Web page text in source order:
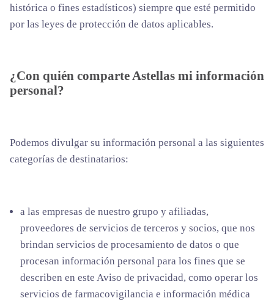
histórica o fines estadísticos) siempre que esté permitido
por las leyes de protección de datos aplicables.
¿Con quién comparte Astellas mi información
personal?
Podemos divulgar su información personal a las siguientes
categorías de destinatarios:
a las empresas de nuestro grupo y afiliadas,
proveedores de servicios de terceros y socios, que nos
brindan servicios de procesamiento de datos o que
procesan información personal para los fines que se
describen en este Aviso de privacidad, como operar los
servicios de farmacovigilancia e información médica